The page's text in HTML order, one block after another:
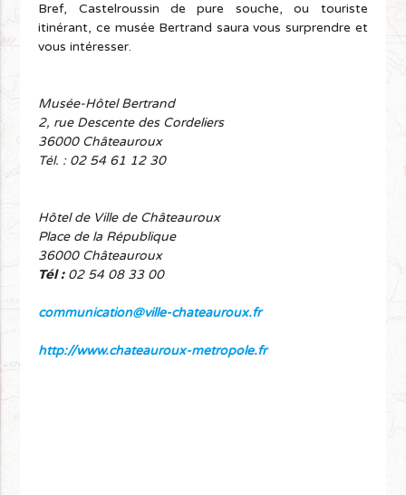
Bref, Castelroussin de pure souche, ou touriste
itinérant, ce musée Bertrand saura vous surprendre et
vous intéresser.
Musée-Hôtel Bertrand
2, rue Descente des Cordeliers
36000 Châteauroux
Tél. : 02 54 61 12 30
Hôtel de Ville de Châteauroux
Place de la République
36000 Châteauroux
Tél :02 54 08 33 00
communication@ville-chateauroux.fr
http://www.chateauroux-metropole.fr